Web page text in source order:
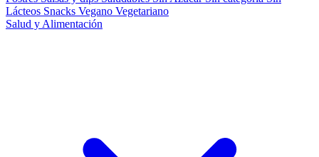
Lácteos Snacks Vegano Vegetariano
Salud y Alimentación